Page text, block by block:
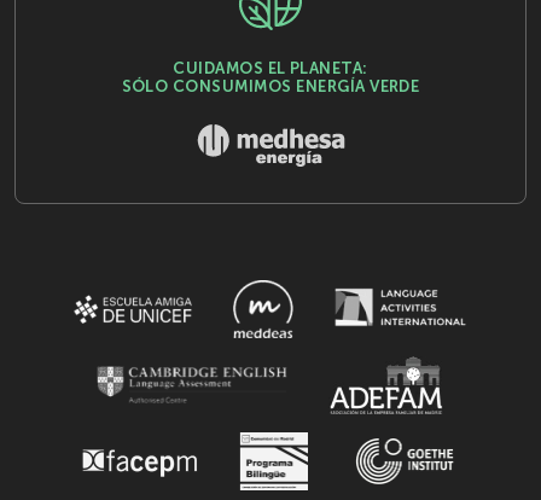
CUIDAMOS EL PLANETA:
SÓLO CONSUMIMOS ENERGÍA VERDE